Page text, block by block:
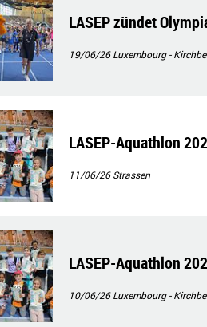
LASEP zündet
19/06/26Luxembourg -
LASEP-Aquathlon
11/06/26Strassen
LASEP-Aquathlon
10/06/26Luxembourg -